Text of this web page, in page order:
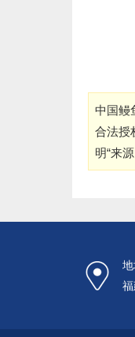
中国鳗
合法授
明“来
地